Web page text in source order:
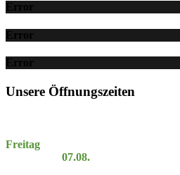
Error
Error
Error
Unsere Öffnungszeiten
Freitag
07.08.